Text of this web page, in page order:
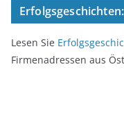
Erfolgsgeschichten:
Lesen Sie
Firmenadressen aus